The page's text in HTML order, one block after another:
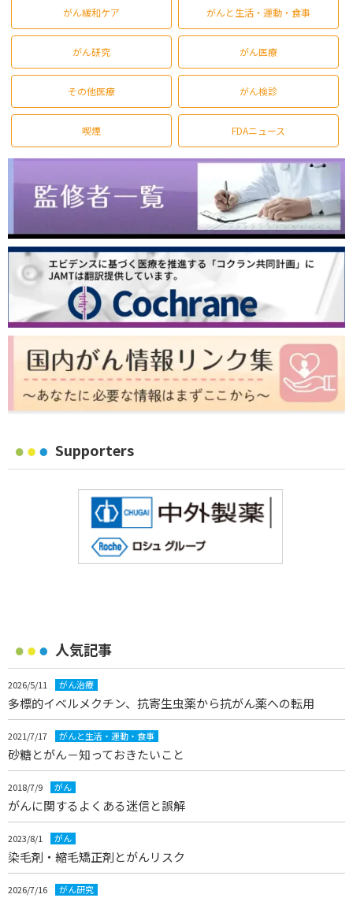
がん緩和ケア がんと生活・運動・食事
がん研究 がん医療
その他医療 がん検診
喫煙 FDAニュース
Supporters
人気記事
2026/5/11 がん治療
多標的イベルメクチン、抗寄生虫薬から抗がん薬への転用
2021/7/17 がんと生活・運動・食事
砂糖とがん－知っておきたいこと
2018/7/9 がん
がんに関するよくある迷信と誤解
2023/8/1 がん
染毛剤・縮毛矯正剤とがんリスク
2026/7/16 がん研究